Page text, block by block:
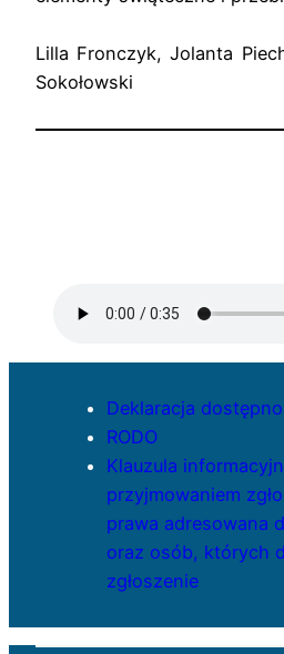
Lilla Fronczyk, Jolanta
Sokołowski
Deklaracja
RODO
Klauzula
przyjmowaniem
prawa adresowana
oraz osób, których
zgłoszenie